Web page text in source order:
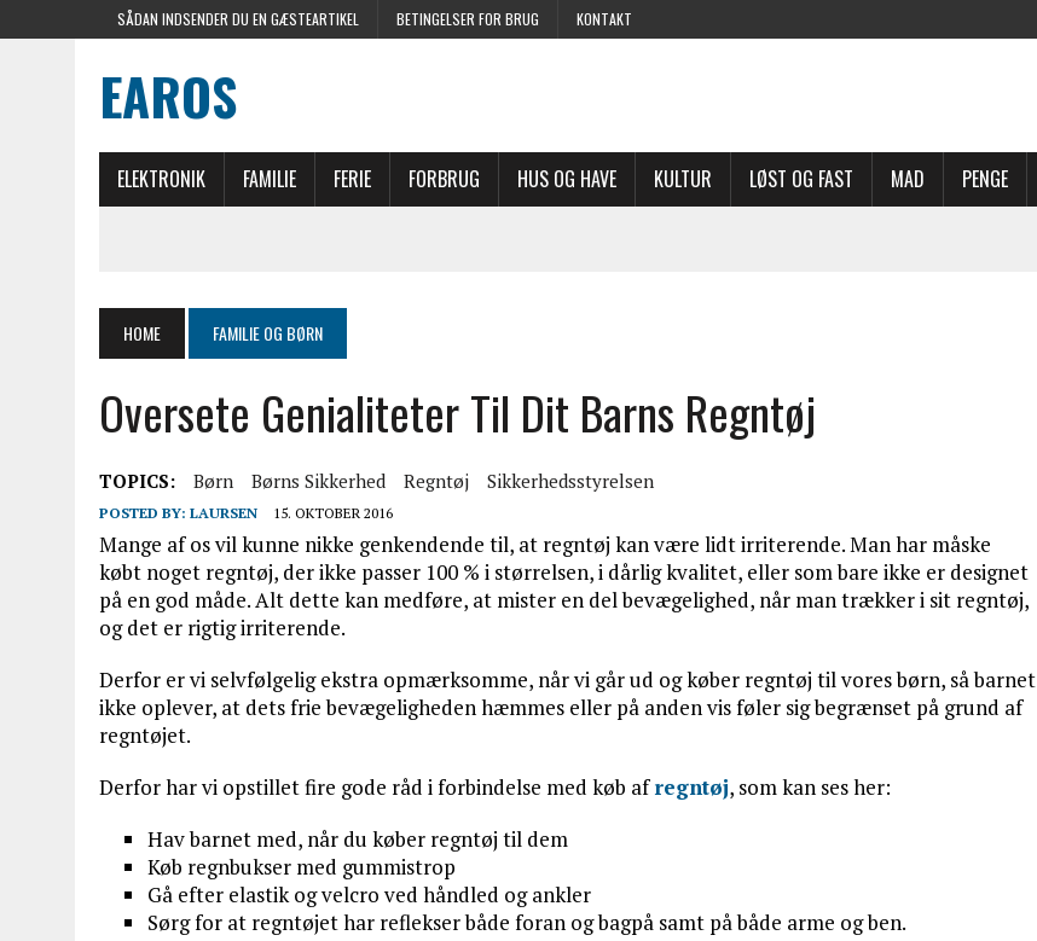
SÅDAN INDSENDER DU EN GÆSTEARTIKEL BETINGELSER FOR BRUG KONTAKT
EAROS
ELEKTRONIK FAMILIE FERIE FORBRUG HUS OG HAVE KULTUR LØST OG FAST MAD PENGE
HOME FAMILIE OG BØRN
Oversete Genialiteter Til Dit Barns Regntøj
TOPICS: Børn Børns Sikkerhed Regntøj Sikkerhedsstyrelsen
POSTED BY: LAURSEN 15. OKTOBER 2016
Mange af os vil kunne nikke genkendende til, at regntøj kan være lidt irriterende. Man har måske
købt noget regntøj, der ikke passer 100 % i størrelsen, i dårlig kvalitet, eller som bare ikke er designet
på en god måde. Alt dette kan medføre, at mister en del bevægelighed, når man trækker i sit regntøj,
og det er rigtig irriterende.
Derfor er vi selvfølgelig ekstra opmærksomme, når vi går ud og køber regntøj til vores børn, så barnet
ikke oplever, at dets frie bevægeligheden hæmmes eller på anden vis føler sig begrænset på grund af
regntøjet.
Derfor har vi opstillet fire gode råd i forbindelse med køb afregntøj, som kan ses her:
Hav barnet med, når du køber regntøj til dem
Køb regnbukser med gummistrop
Gå efter elastik og velcro ved håndled og ankler
Sørg for at regntøjet har reflekser både foran og bagpå samt på både arme og ben.